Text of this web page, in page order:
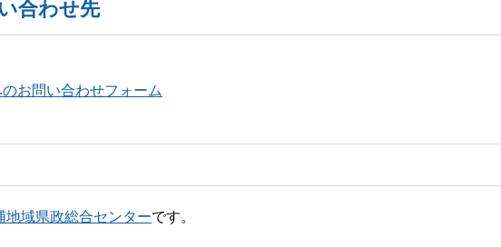
合わせ先
お問い合わせフォーム
地域県政総合センターです。